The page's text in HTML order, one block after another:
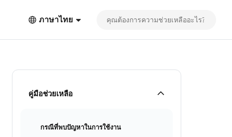
ภาษาไทย
คู่มือช่วยเหลือ
กรณีที่พบปัญหาในการใช้งาน